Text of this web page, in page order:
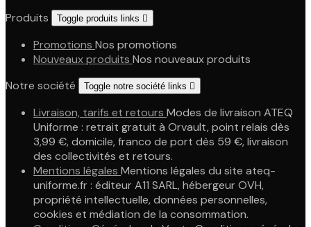
Produits Toggle produits links 
Promotions Nos promotions
Nouveaux produits Nos nouveaux produits
Notre société
Toggle notre société links 
Livraison, tarifs et retours Modes de livraison ATEQ
Uniforme : retrait gratuit à Orvault, point relais dès
3,99 €, domicile, franco de port dès 59 €, livraison
des collectivités et retours.
Mentions légales Mentions légales du site ateq-
uniforme.fr : éditeur A11 SARL, hébergeur OVH,
propriété intellectuelle, données personnelles,
cookies et médiation de la consommation.